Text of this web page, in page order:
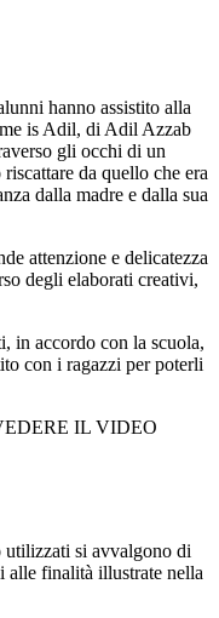
hanno assistito alla
is Adil, di Adil Azzab
gli occhi di un
da quello che era
dalla madre e dalla sua
attenzione e delicatezza
degli elaborati creativi,
in accordo con la scuola,
con i ragazzi per poterli
IL VIDEO
utilizzati si avvalgono di
alle finalità illustrate nella